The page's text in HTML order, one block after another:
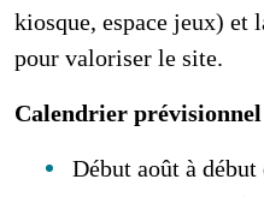
kiosque, espace jeux) et
pour valoriser le site.
Calendrier
Début août à